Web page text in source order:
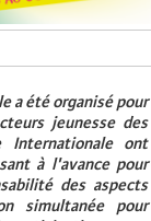
a été organisé pour
jeunesse des
Internationale ont
à l'avance pour
des aspects
simultanée pour